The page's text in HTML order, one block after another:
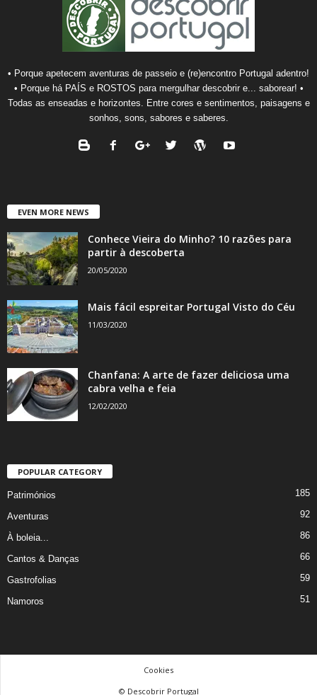
• Porque apetecem aventuras de passeio e (re)encontro Portugal adentro!
• Porque há PAÍS e ROSTOS para mergulhar descobrir e... saborear! •
Todas as enseadas e horizontes. Entre cores e sentimentos, paisagens e
sonhos, sons, sabores e saberes.
EVEN MORE NEWS
Conhece Vieira do Minho? 10 razões para
partir à descoberta
20/05/2020
Mais fácil espreitar Portugal Visto do Céu
11/03/2020
Chanfana: A arte de fazer deliciosa uma
cabra velha e feia
12/02/2020
POPULAR CATEGORY
Patrimónios 185
Aventuras 92
À boleia... 86
Cantos & Danças 66
Gastrofolias 59
Namoros 51
Cookies
© Descobrir Portugal